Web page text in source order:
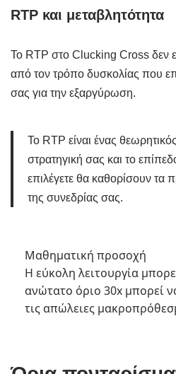
RTP και μεταβλητότητα
Το RTP στο Clucking Cross δεν
από τον τρόπο δυσκολίας που
σας για την εξαργύρωση.
Το RTP είναι ένας
στρατηγική σας και το
επιλέγετε θα καθορίσουν τα
της συνεδρίας σας.
Μαθηματική προσοχή
Η εύκολη λειτουργία
ανώτατο όριο 30x μπορεί
τις απώλειες